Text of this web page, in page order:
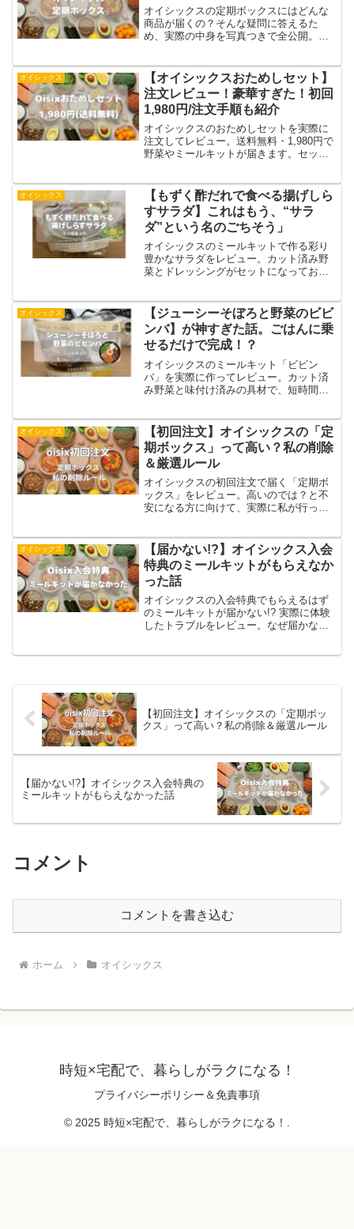
オイシックスの定期ボックスにはどんな
商品が届くの？そんな疑問に答えるた
め、実際の中身を写真つきで全公開。ミ
す。定期ボックスの仕組みや送料無料ラ
インもわかりやすく解説。届く内容は時
期によって変わるため、利用前の参考に
してください。
オイシックス
【オイシックスおためしセット】
注文レビュー！豪華すぎた！初回
1,980円/注文手順も紹介
オイシックスのおためしセットを実際に
注文してレビュー。送料無料・1,980円で
野菜やミールキットが届きます。セット
お得な買い方を解説。実際に味わった感
想もまとめました。
オイシックス
【もずく酢だれで食べる揚げしら
すサラダ】これはもう、“サラ
ダ”という名のごちそう」
オイシックスのミールキットで作る彩り
豊かなサラダをレビュー。カット済み野
菜とドレッシングがセットになってお
目で、食卓が一気におしゃれに。写真付
きで内容や味の感想を紹介し、忙しい日
の時短メニューにもぴったりな体験談で
す。
オイシックス
【ジューシーそぼろと野菜のビビ
ンバ】が神すぎた話。ごはんに乗
せるだけで完成！？
オイシックスのミールキット「ビビン
バ」を実際に作ってレビュー。カット済
み野菜と味付け済みの具材で、短時間で
利さを体験しました。写真付きで作り方
や味の感想を紹介し、初めて利用する方
にも安心の内容です。
オイシックス
【初回注文】オイシックスの「定
期ボックス」って高い？私の削除
＆厳選ルール
オイシックスの初回注文で届く「定期ボ
ックス」をレビュー。高いのでは？と不
安になる方に向けて、実際に私が行って
すコツを解説。オイシックスを無理なく
続けたい方に役立つ体験談です。
オイシックス
【届かない!?】オイシックス入会
特典のミールキットがもらえなか
った話
オイシックスの入会特典でもらえるはず
のミールキットが届かない!? 実際に体験
したトラブルをレビュー。なぜ届かなか
【初回注文】オイシックスの「定期ボッ
クス」って高い？私の削除＆厳選ルール
【届かない!?】オイシックス入会特典の
ミールキットがもらえなかった話
コメント
コメントを書き込む
ホーム オイシックス
時短×宅配で、暮らしがラクになる！
プライバシーポリシー＆免責事項
© 2025 時短×宅配で、暮らしがラクになる！.